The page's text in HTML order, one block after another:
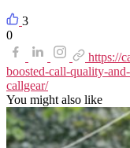
3
0
https://
boosted-call-quality-
callgear/
You might also like